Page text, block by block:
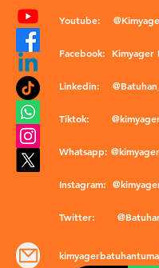
Youtube:
Facebook: Kimyager
Linkedin:
Tiktok:
Whatsapp:
Instagram:
Twitter: